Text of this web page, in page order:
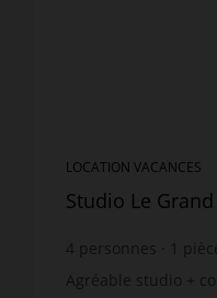
LOCATION VACANCES
Studio Le
4 personnes
Agréable studio +